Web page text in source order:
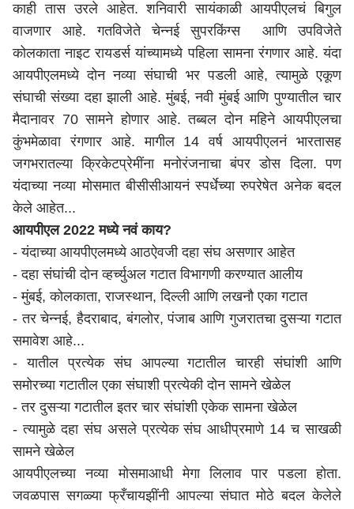
काही तास उरले आहेत. शनिवारी सायंकाळी आयपीएलचं बिगुल
वाजणार आहे. गतविजेते चेन्नई सुपरकिंग्स आणि उपविजेते
कोलकाता नाइट रायडर्स यांच्यामध्ये पहिला सामना रंगणार आहे. यंदा
आयपीएलमध्ये दोन नव्या संघाची भर पडली आहे, त्यामुळे एकूण
संघाची संख्या दहा झाली आहे. मुंबई, नवी मुंबई आणि पुण्यातील चार
मैदानावर 70 सामने होणार आहे. तब्बल दोन महिने आयपीएलचा
कुंभमेळावा रंगणार आहे. मागील 14 वर्ष आयपीएलनं भारतासह
जगभरातल्या क्रिकेटप्रेमींना मनोरंजनाचा बंपर डोस दिला. पण
यंदाच्या नव्या मोसमात बीसीसीआयनं स्पर्धेच्या रुपरेषेत अनेक बदल
केले आहेत...
आयपीएल 2022 मध्ये नवं काय?
- यंदाच्या आयपीएलमध्ये आठऐवजी दहा संघ असणार आहेत
- दहा संघांची दोन व्हर्च्युअल गटात विभागणी करण्यात आलीय
- मुंबई, कोलकाता, राजस्थान, दिल्ली आणि लखनौ एका गटात
- तर चेन्नई, हैदराबाद, बंगलोर, पंजाब आणि गुजरातचा दुसऱ्या गटात
समावेश आहे...
- यातील प्रत्येक संघ आपल्या गटातील चारही संघांशी आणि
समोरच्या गटातील एका संघाशी प्रत्येकी दोन सामने खेळेल
- तर दुसऱ्या गटातील इतर चार संघांशी एकेक सामना खेळेल
- त्यामुळे दहा संघ असले प्रत्येक संघ आधीप्रमाणे 14 च साखळी
सामने खेळेल
आयपीएलच्या नव्या मोसमाआधी मेगा लिलाव पार पडला होता.
जवळपास सगळ्या फ्रँचायझींनी आपल्या संघात मोठे बदल केलेले